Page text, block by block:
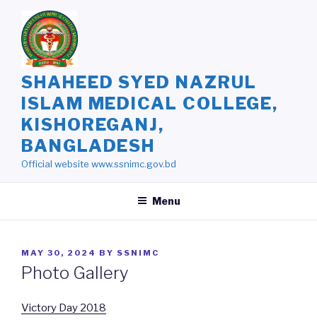
content
SHAHEED SYED NAZRUL
ISLAM MEDICAL COLLEGE,
KISHOREGANJ,
BANGLADESH
Official website www.ssnimc.gov.bd
Menu
POSTED
ON
MAY 30, 2024 BY SSNIMC
Photo Gallery
Victory Day 2018